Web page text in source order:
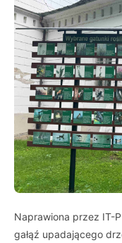
Naprawiona przez IT-
gałąź upadającego